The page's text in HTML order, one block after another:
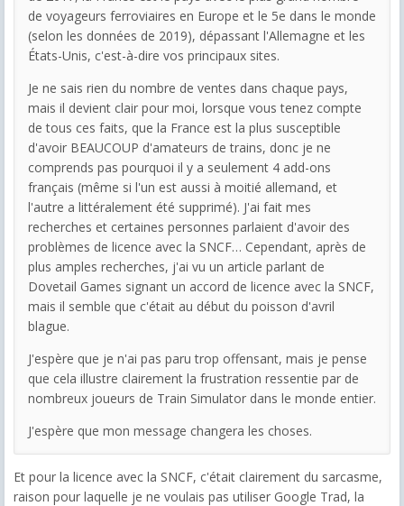
de voyageurs ferroviaires en Europe et le 5e dans le monde
(selon les données de 2019), dépassant l'Allemagne et les
États-Unis, c'est-à-dire vos principaux sites.
Je ne sais rien du nombre de ventes dans chaque pays,
mais il devient clair pour moi, lorsque vous tenez compte
de tous ces faits, que la France est la plus susceptible
d'avoir BEAUCOUP d'amateurs de trains, donc je ne
comprends pas pourquoi il y a seulement 4 add-ons
français (même si l'un est aussi à moitié allemand, et
l'autre a littéralement été supprimé). J'ai fait mes
recherches et certaines personnes parlaient d'avoir des
problèmes de licence avec la SNCF… Cependant, après de
plus amples recherches, j'ai vu un article parlant de
Dovetail Games signant un accord de licence avec la SNCF,
mais il semble que c'était au début du poisson d'avril
blague.
J'espère que je n'ai pas paru trop offensant, mais je pense
que cela illustre clairement la frustration ressentie par de
nombreux joueurs de Train Simulator dans le monde entier.
J'espère que mon message changera les choses.
Et pour la licence avec la SNCF, c'était clairement du sarcasme,
raison pour laquelle je ne voulais pas utiliser Google Trad, la